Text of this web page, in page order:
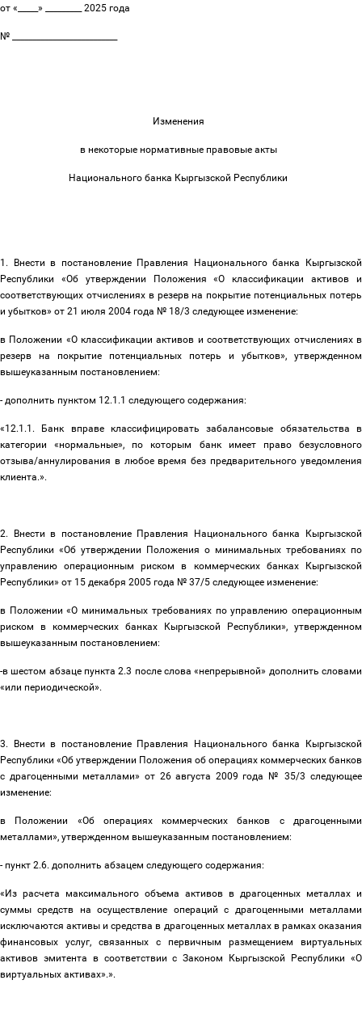
от «_____» _________ 2025 года
№ __________________________
Изменения
в некоторые нормативные правовые акты
Национального банка Кыргызской Республики
1. Внести в постановление Правления Национального банка Кыргызской
Республики «Об утверждении Положения «О классификации активов и
соответствующих отчислениях в резерв на покрытие потенциальных потерь
и убытков» от 21 июля 2004 года № 18/3 следующее изменение:
в Положении «О классификации активов и соответствующих отчислениях в
резерв на покрытие потенциальных потерь и убытков», утвержденном
вышеуказанным постановлением:
- дополнить пунктом 12.1.1 следующего содержания:
«12.1.1. Банк вправе классифицировать забалансовые обязательства в
категории «нормальные», по которым банк имеет право безусловного
отзыва/аннулирования в любое время без предварительного уведомления
клиента.».
2. Внести в постановление Правления Национального банка Кыргызской
Республики «Об утверждении Положения о минимальных требованиях по
управлению операционным риском в коммерческих банках Кыргызской
Республики» от 15 декабря 2005 года № 37/5 следующее изменение:
в Положении «О минимальных требованиях по управлению операционным
риском в коммерческих банках Кыргызской Республики», утвержденном
вышеуказанным постановлением:
-в шестом абзаце пункта 2.3 после слова «непрерывной» дополнить словами
«или периодической».
3. Внести в постановление Правления Национального банка Кыргызской
Республики «Об утверждении Положения об операциях коммерческих банков
с драгоценными металлами» от 26 августа 2009 года № 35/3 следующее
изменение:
в Положении «Об операциях коммерческих банков с драгоценными
металлами», утвержденном вышеуказанным постановлением:
- пункт 2.6. дополнить абзацем следующего содержания:
«Из расчета максимального объема активов в драгоценных металлах и
суммы средств на осуществление операций с драгоценными металлами
исключаются активы и средства в драгоценных металлах в рамках оказания
финансовых услуг, связанных с первичным размещением виртуальных
активов эмитента в соответствии с Законом Кыргызской Республики «О
виртуальных активах».».